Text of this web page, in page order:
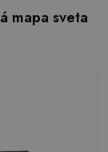
mapa sveta